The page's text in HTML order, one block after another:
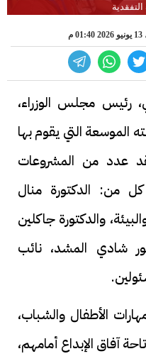
رئيس مجلس الوزراء،
الموسعة التي يقوم بها
عدد من المشروعات
كل من: الدكتورة منال
والدكتورة جاكلين
شادي المشد، نائب
الأطفال والشباب،
آفاق الإبداع أمامهم،